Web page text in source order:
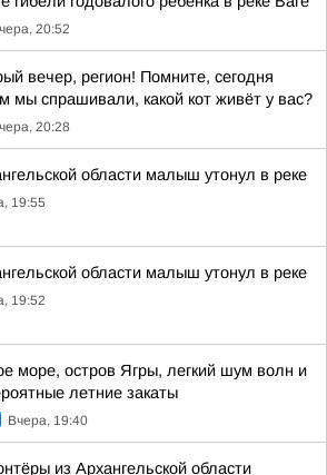
20:52
вечер, регион! Помните, сегодня
мы спрашивали, какой кот живёт у вас?
20:28
области малыш утонул в реке
19:55
области малыш утонул в реке
19:52
море, остров Ягры, легкий шум волн и
летние закаты
Вчера, 19:40
из Архангельской области